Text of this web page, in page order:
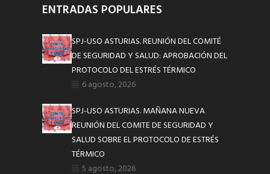
ENTRADAS POPULARES
SPJ-USO ASTURIAS. REUNIÓN DEL COMITÉ
DE SEGURIDAD Y SALUD: APROBACIÓN DEL
PROTOCOLO DEL ESTRÉS TÉRMICO
6 agosto, 2026
SPJ-USO ASTURIAS. MAÑANA NUEVA
REUNIÓN DEL COMITE DE SEGURIDAD Y
SALUD SOBRE EL PROTOCOLO DE ESTRÉS
TÉRMICO
5 agosto, 2026